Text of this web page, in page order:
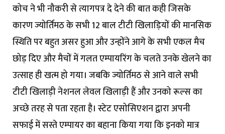
कोच ने भी नौकरी से त्यागपत्र दे देने की बात कही जिसके
कारण ज्योर्तिमठ के सभी 12 बाल टीटी खिलाड़ियों की मानसिक
स्थिति पर बहुत असर हुआ और उन्होंने आगे के सभी एकल मैच
छोड़ दिए और मैचों में गलत एम्पायरिंग के चलते उनके खेलने का
उत्साह ही खत्म हो गया। जबकि ज्योर्तिमठ से आने वाले सभी
टीटी खिलाड़ी नेशनल लेवल खिलाड़ी हैं और उनको रूल्स का
अच्छे तरह से पता रहता है। स्टेट एसोसिएशन द्वारा अपनी
सफाई में सस्ते एम्पायर का बहाना किया गया कि इनको मात्र